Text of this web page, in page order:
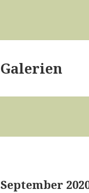
Galerien
September